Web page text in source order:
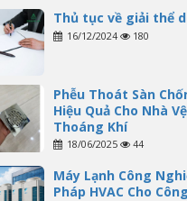
Thủ tục về giải thể
16/12/2024 180
Phễu Thoát Sàn
Hiệu Quả Cho Nhà
Thoáng Khí
18/06/2025 44
Máy Lạnh Công
Pháp HVAC Cho